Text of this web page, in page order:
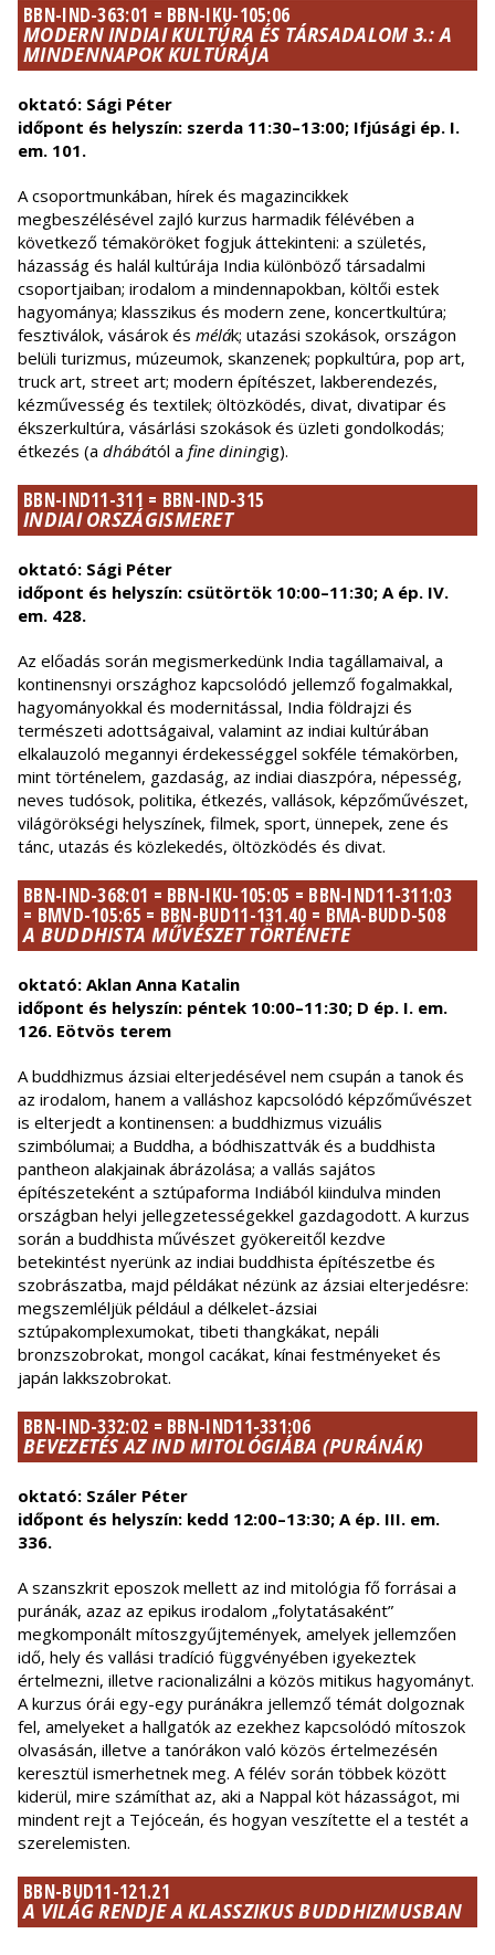
BBN-IND-363:01 = BBN-IKU-105:06
MODERN INDIAI KULTÚRA ÉS TÁRSADALOM 3.: A
MINDENNAPOK KULTÚRÁJA
oktató: Sági Péter
időpont és helyszín: szerda 11:30–13:00; Ifjúsági ép. I.
em. 101.
A csoportmunkában, hírek és magazincikkek
megbeszélésével zajló kurzus harmadik félévében a
következő témaköröket fogjuk áttekinteni: a születés,
házasság és halál kultúrája India különböző társadalmi
csoportjaiban; irodalom a mindennapokban, költői estek
hagyománya; klasszikus és modern zene, koncertkultúra;
fesztiválok, vásárok és mélák; utazási szokások, országon
belüli turizmus, múzeumok, skanzenek; popkultúra, pop art,
truck art, street art; modern építészet, lakberendezés,
kézművesség és textilek; öltözködés, divat, divatipar és
ékszerkultúra, vásárlási szokások és üzleti gondolkodás;
étkezés (a dhábától a fine diningig).
BBN-IND11-311 = BBN-IND-315
INDIAI ORSZÁGISMERET
oktató: Sági Péter
időpont és helyszín: csütörtök 10:00–11:30; A ép. IV.
em. 428.
Az előadás során megismerkedünk India tagállamaival, a
kontinensnyi országhoz kapcsolódó jellemző fogalmakkal,
hagyományokkal és modernitással, India földrajzi és
természeti adottságaival, valamint az indiai kultúrában
elkalauzoló megannyi érdekességgel sokféle témakörben,
mint történelem, gazdaság, az indiai diaszpóra, népesség,
neves tudósok, politika, étkezés, vallások, képzőművészet,
világörökségi helyszínek, filmek, sport, ünnepek, zene és
tánc, utazás és közlekedés, öltözködés és divat.
BBN-IND-368:01 = BBN-IKU-105:05 = BBN-IND11-311:03
= BMVD-105:65 = BBN-BUD11-131.40 = BMA-BUDD-508
A BUDDHISTA MŰVÉSZET TÖRTÉNETE
oktató: Aklan Anna Katalin
időpont és helyszín: péntek 10:00–11:30; D ép. I. em.
126. Eötvös terem
A buddhizmus ázsiai elterjedésével nem csupán a tanok és
az irodalom, hanem a valláshoz kapcsolódó képzőművészet
is elterjedt a kontinensen: a buddhizmus vizuális
szimbólumai; a Buddha, a bódhiszattvák és a buddhista
pantheon alakjainak ábrázolása; a vallás sajátos
építészeteként a sztúpaforma Indiából kiindulva minden
országban helyi jellegzetességekkel gazdagodott. A kurzus
során a buddhista művészet gyökereitől kezdve
betekintést nyerünk az indiai buddhista építészetbe és
szobrászatba, majd példákat nézünk az ázsiai elterjedésre:
megszemléljük például a délkelet-ázsiai
sztúpakomplexumokat, tibeti thangkákat, nepáli
bronzszobrokat, mongol cacákat, kínai festményeket és
japán lakkszobrokat.
BBN-IND-332:02 = BBN-IND11-331:06
BEVEZETÉS AZ IND MITOLÓGIÁBA (PURÁNÁK)
oktató: Száler Péter
időpont és helyszín: kedd 12:00–13:30; A ép. III. em.
336.
A szanszkrit eposzok mellett az ind mitológia fő forrásai a
puránák, azaz az epikus irodalom „folytatásaként”
megkomponált mítoszgyűjtemények, amelyek jellemzően
idő, hely és vallási tradíció függvényében igyekeztek
értelmezni, illetve racionalizálni a közös mitikus hagyományt.
A kurzus órái egy-egy puránákra jellemző témát dolgoznak
fel, amelyeket a hallgatók az ezekhez kapcsolódó mítoszok
olvasásán, illetve a tanórákon való közös értelmezésén
keresztül ismerhetnek meg. A félév során többek között
kiderül, mire számíthat az, aki a Nappal köt házasságot, mi
mindent rejt a Tejóceán, és hogyan veszítette el a testét a
szerelemisten.
BBN-BUD11-121.21
A VILÁG RENDJE A KLASSZIKUS BUDDHIZMUSBAN